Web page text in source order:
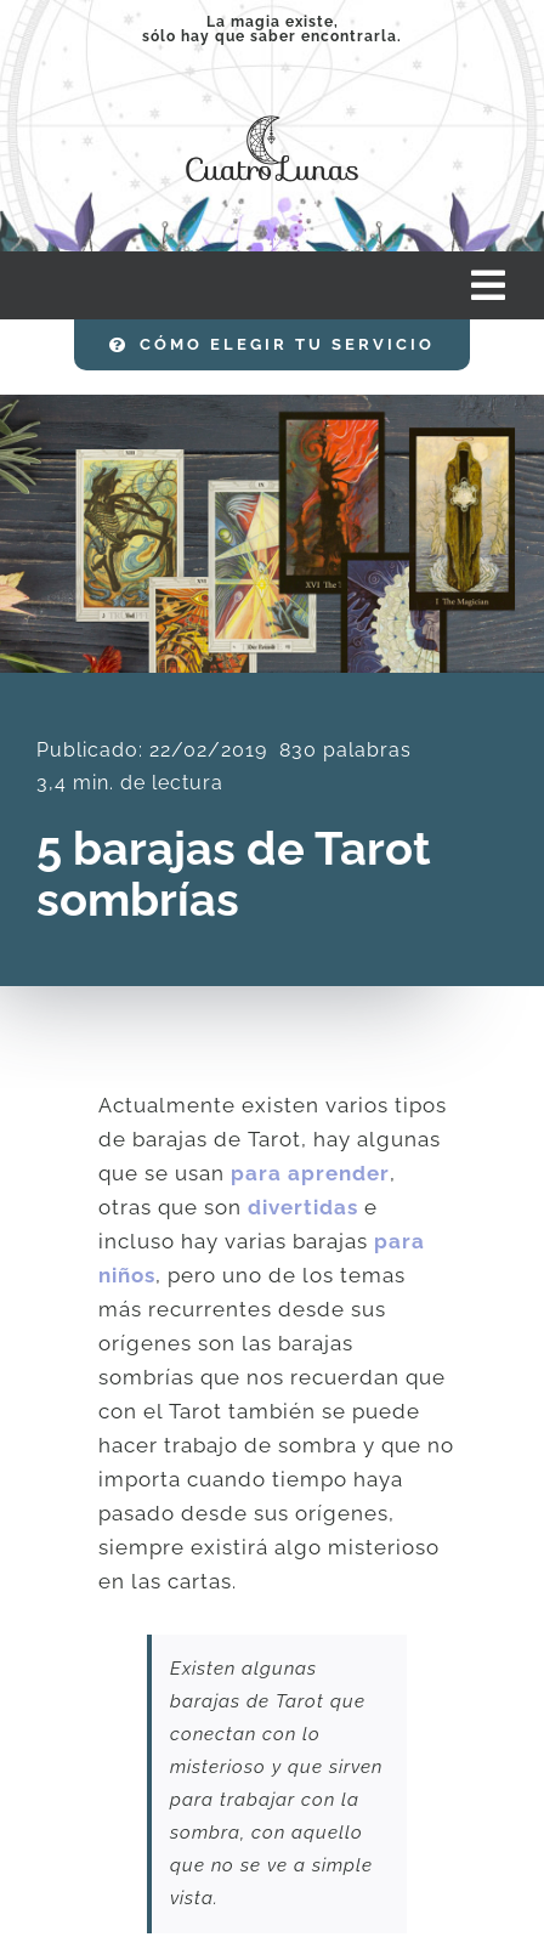
Saltar
contenido
La magia existe,
sólo hay que saber encontrarla.
INICIO
SERVICIOS
CLASES
DESCARGAS
PRODUCTOS
ARTÍCULOS
ACERCA
CONTACTO
CÓMO ELEGIR TU SERVICIO
Publicado: 22/02/2019
830 palabras
3,4 min. de lectura
5 barajas de Tarot
sombrías
Actualmente existen varios tipos
de barajas de Tarot, hay algunas
que se usan para aprender,
otras que sondivertidas e
incluso hay varias barajas para
niños, pero uno de los temas
más recurrentes desde sus
orígenes son las barajas
sombrías que nos recuerdan que
con el Tarot también se puede
hacer trabajo de sombra y que no
importa cuando tiempo haya
pasado desde sus orígenes,
siempre existirá algo misterioso
en las cartas.
Existen algunas
barajas de Tarot que
conectan con lo
misterioso y que sirven
para trabajar con la
sombra, con aquello
que no se ve a simple
vista.